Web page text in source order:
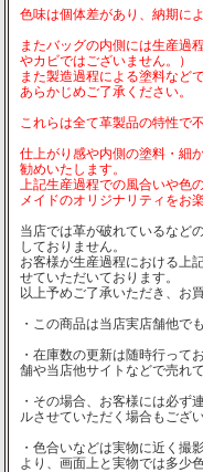
色味は個体差があり、納期に
またバッグの内側には生産過
やカビではございません。）
また製造過程による塗料など
あらかじめご了承ください。
これらは全て革製品の特性で
仕上がり感や内側の塗料・細
勧めいたします。
上記生産過程での風合いや色
メイドのオリジナリティをお
当店では革が破れているなど
しておりません。
お客様が生産過程における上
せていただいております。
以上予めご了承いただき、お
・この商品は当店実店舗他で
・在庫数の更新は随時行って
舗や当店他サイトなどで売れ
・その場合、お客様には必ず
ルさせていただく場合もござ
・色合いなどは実物に近く撮
より、画面上と実物では多少